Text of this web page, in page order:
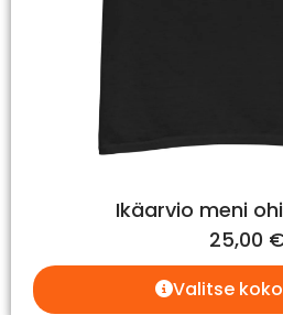
Ikäarvio meni
25,00
Valitse